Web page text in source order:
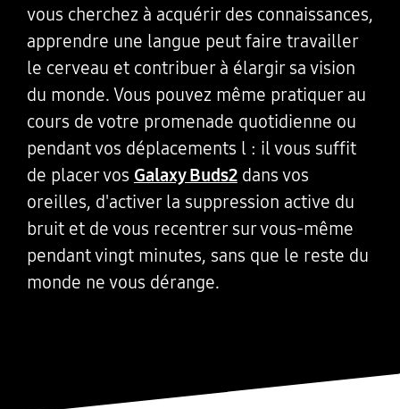
vous cherchez à acquérir des connaissances,
apprendre une langue peut faire travailler
le cerveau et contribuer à élargir sa vision
du monde. Vous pouvez même pratiquer au
cours de votre promenade quotidienne ou
pendant vos déplacements l : il vous suffit
de placer vos Galaxy Buds2dans vos
oreilles, d'activer la suppression active du
bruit et de vous recentrer sur vous-même
pendant vingt minutes, sans que le reste du
monde ne vous dérange.